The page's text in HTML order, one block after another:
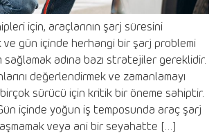
için, araçlarının şarj süresini
ve gün içinde herhangi bir şarj problemi
sağlamak adına bazı stratejiler gereklidir.
değerlendirmek ve zamanlamayı
sürücü için kritik bir öneme sahiptir.
içinde yoğun iş temposunda araç şarj
veya ani bir seyahatte […]